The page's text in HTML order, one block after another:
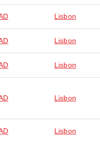
Lisbon
Lisbon
Lisbon
Lisbon
Lisbon